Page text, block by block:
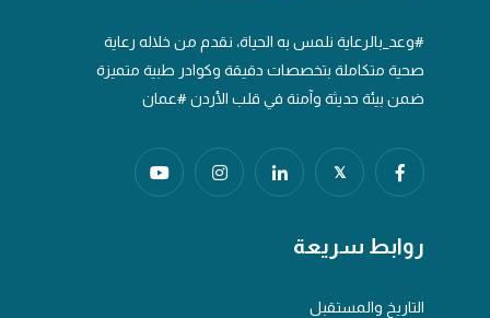
#وعد_بالرعاية نلمس به الحياة، نقدم من خلاله رعاية
صحية متكاملة بتخصصات دقيقة وكوادر طبية متميزة
ضمن بيئة حديثة وآمنة في قلب الأردن #عمان
𝕏
روابط سريعة
التاريخ والمستقبل